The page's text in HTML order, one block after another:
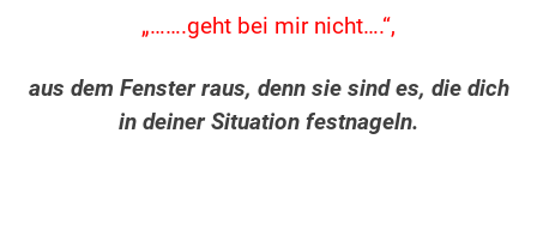
„…….geht bei mir nicht….“,
aus dem Fenster raus, denn sie sind es, die dich
in deiner Situation festnageln.